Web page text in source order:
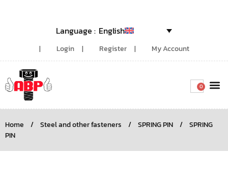
English
Login Register My Account
0
Home / Steel and other fasteners / SPRING PIN /
SPRING
PIN